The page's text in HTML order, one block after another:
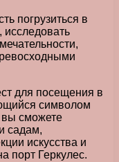
погрузиться в
исследовать
для посещения в
символом
сможете
садам,
искусства и
порт Геркулес.